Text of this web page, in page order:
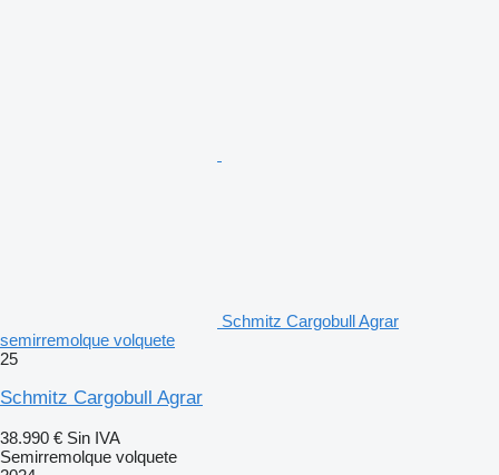
Schmitz Cargobull Agrar
semirremolque volquete
25
Schmitz Cargobull Agrar
38.990 € Sin IVA
Semirremolque volquete